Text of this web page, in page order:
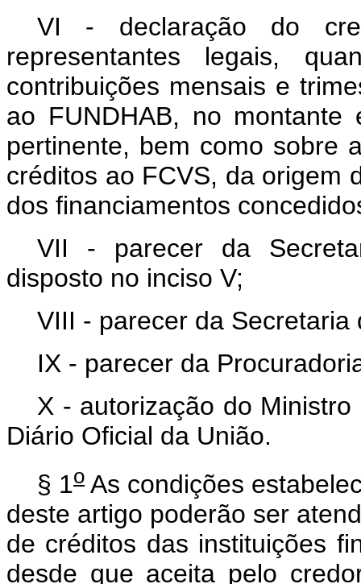
VI - declaração do
representantes legais,
contribuições mensais e
ao FUNDHAB, no montante
pertinente, bem como sobre
créditos ao FCVS, da origem
dos financiamentos
VII - parecer da
disposto no inciso V;
VIII - parecer da Secretaria
IX - parecer da
X - autorização do
Diário Oficial da União.
§ 1oAs condições
deste artigo poderão ser
de créditos das instituições
desde que aceita pelo